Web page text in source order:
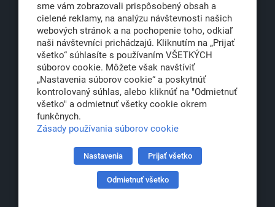
office@klub500.sk
+421 2 54 646 464
www.klub500.sk
Copyright: Klub 500, 2026
Všetky práva vyhradené
Právna informácia
Partner:
sme vám zobrazovali prispôsobený obsah a
cielené reklamy, na analýzu návštevnosti našich
webových stránok a na pochopenie toho, odkiaľ
naši návštevníci prichádzajú. Kliknutím na „Prijať
všetko“ súhlasíte s používaním VŠETKÝCH
súborov cookie. Môžete však navštíviť
„Nastavenia súborov cookie“ a poskytnúť
kontrolovaný súhlas, alebo kliknúť na "Odmietnuť
všetko" a odmietnuť všetky cookie okrem
funkčnych.
Zásady používania súborov cookie
Nastavenia Prijať všetko
Odmietnuť všetko